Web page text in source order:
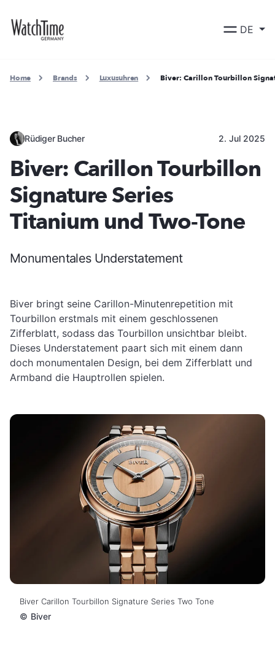
DE
Home Brands Luxusuhren Biver: Carillon Tourbillon
Rüdiger Bucher 2. Jul 2025
Biver: Carillon Tourbillon
Signature Series
Titanium und Two-Tone
Monumentales Understatement
Biver bringt seine Carillon-Minutenrepetition mit
Tourbillon erstmals mit einem geschlossenen
Zifferblatt, sodass das Tourbillon unsichtbar bleibt.
Dieses Understatement paart sich mit einem dann
doch monumentalen Design, bei dem Zifferblatt und
Armband die Hauptrollen spielen.
Biver Carillon Tourbillon Signature Series Two Tone
© Biver